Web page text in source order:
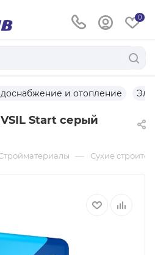
0
и отопление
Start серый
— Сухие